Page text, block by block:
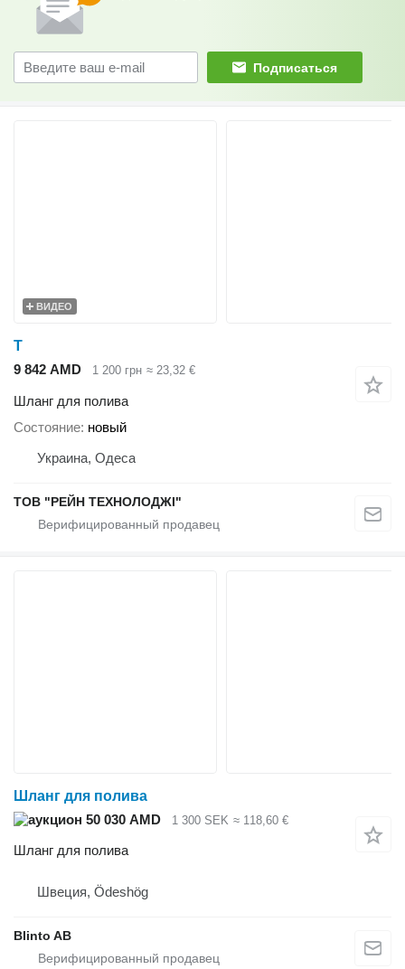
Подписаться
ВИДЕО
Т
9 842 AMD
1 200 грн ≈ 23,32 €
Шланг для полива
Состояние новый
Украина, Одеса
ТОВ "РЕЙН ТЕХНОЛОДЖІ"
Шланг для полива
50 030 AMD
1 300 SEK ≈ 118,60 €
Шланг для полива
Швеция, Ödeshög
Blinto AB